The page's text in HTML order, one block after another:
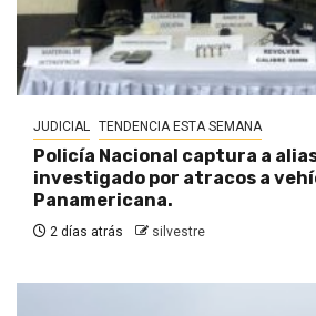
JUDICIAL TENDENCIA ESTA SEMANA
Policía Nacional captura a
investigado por atracos a
Panamericana.
2 días atrás silvestre